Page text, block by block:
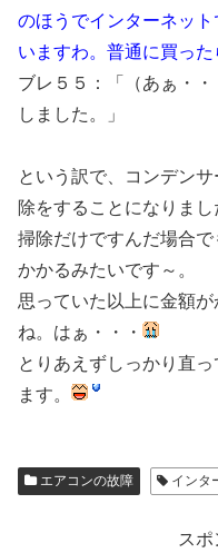
のほうでインターネッ
いますわ。普通に買った
ブレ５５：「（あぁ・
しました。」
という訳で、コンデン
除をすることになりまし
掃除だけですんだ場合
かかるみたいです～。
思っていた以上に金額
ね。はぁ・・・
とりあえずしっかり直
ます。
エアコンの故障 インタ
スポ